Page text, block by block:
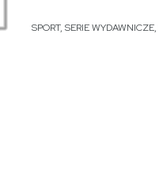
SPORT, SERIE WYDAWNICZE,